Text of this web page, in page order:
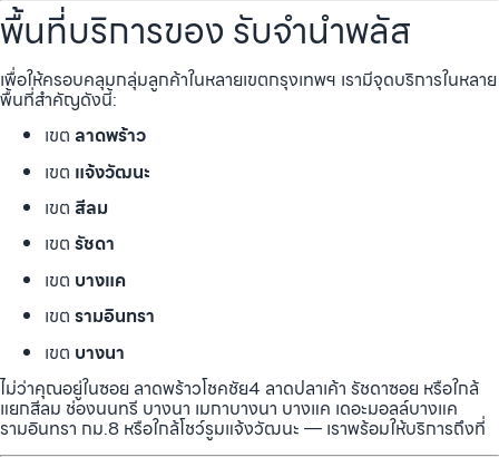
พื้นที่บริการของ รับจำนำพลัส
เพื่อให้ครอบคลุมกลุ่มลูกค้าในหลายเขตกรุงเทพฯ เรามีจุดบริการในหลาย
พื้นที่สำคัญดังนี้:
เขต ลาดพร้าว
เขต แจ้งวัฒนะ
เขต สีลม
เขต รัชดา
เขต บางแค
เขต รามอินทรา
เขต บางนา
ไม่ว่าคุณอยู่ในซอย ลาดพร้าวโชคชัย4 ลาดปลาเค้า รัชดาซอย หรือใกล้
แยกสีลม ช่องนนทรี บางนา เมกาบางนา บางแค เดอะมอลล์บางแค
รามอินทรา กม.8 หรือใกล้โชว์รูมแจ้งวัฒนะ — เราพร้อมให้บริการถึงที่